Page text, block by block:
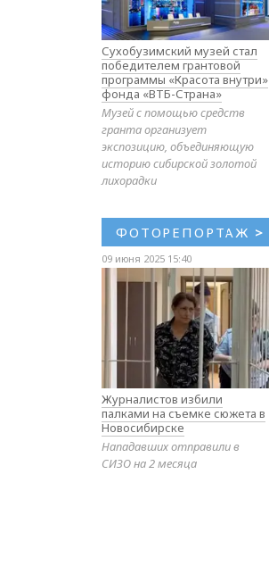
Сухобузимский музей стал
победителем грантовой
программы «Красота внутри»
фонда «ВТБ-Страна»
Музей с помощью средств
гранта организует
экспозицию, объединяющую
историю сибирской золотой
лихорадки
ФОТОРЕПОРТАЖ >
09 июня 2025 15:40
Журналистов избили
палками на съемке сюжета в
Новосибирске
Нападавших отправили в
СИЗО на 2 месяца